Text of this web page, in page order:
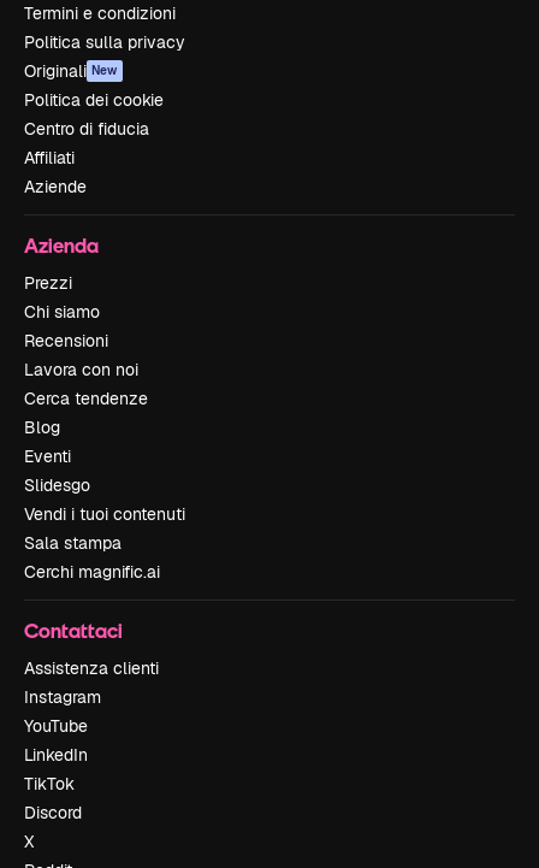
Termini e condizioni
Politica sulla privacy
Originali New
Politica dei cookie
Centro di fiducia
Affiliati
Aziende
Azienda
Prezzi
Chi siamo
Recensioni
Lavora con noi
Cerca tendenze
Blog
Eventi
Slidesgo
Vendi i tuoi contenuti
Sala stampa
Cerchi magnific.ai
Contattaci
Assistenza clienti
Instagram
YouTube
LinkedIn
TikTok
Discord
X